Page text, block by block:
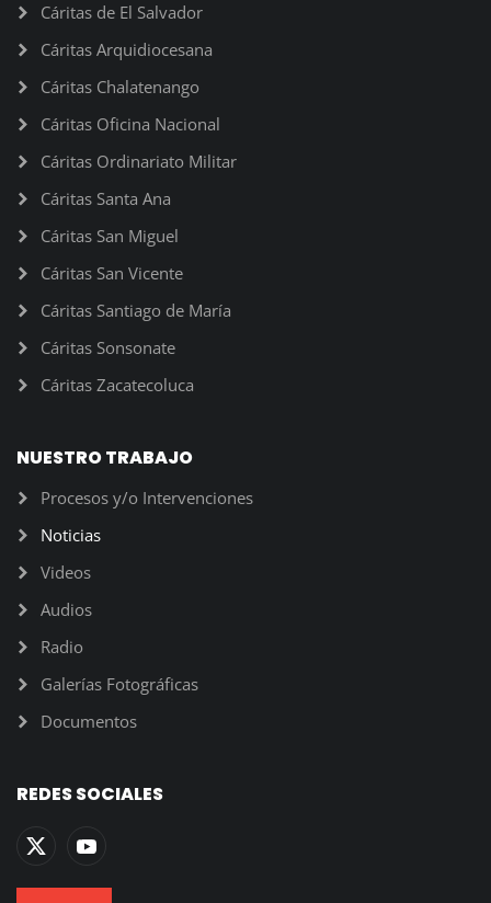
Cáritas de El Salvador
Cáritas Arquidiocesana
Cáritas Chalatenango
Cáritas Oficina Nacional
Cáritas Ordinariato Militar
Cáritas Santa Ana
Cáritas San Miguel
Cáritas San Vicente
Cáritas Santiago de María
Cáritas Sonsonate
Cáritas Zacatecoluca
NUESTRO TRABAJO
Procesos y/o Intervenciones
Noticias
Videos
Audios
Radio
Galerías Fotográficas
Documentos
REDES SOCIALES